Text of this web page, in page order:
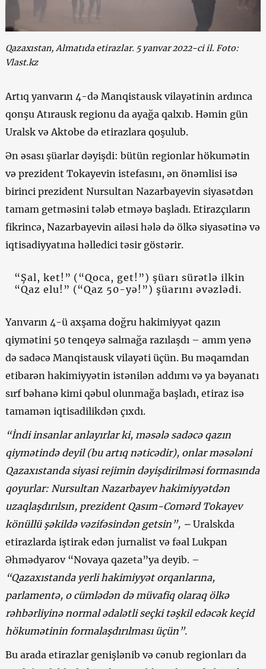
Qazaxıstan, Almatıda etirazlar. 5 yanvar 2022-ci il. Foto:
Vlast.kz
Artıq yanvarın 4-də Manqistausk vilayətinin ardınca
qonşu Atırausk regionu da ayağa qalxıb. Həmin gün
Uralsk və Aktobe də etirazlara qoşulub.
Ən əsası şüarlar dəyişdi: bütün regionlar hökumətin
və prezident Tokayevin istefasını, ən önəmlisi isə
birinci prezident Nursultan Nazarbayevin siyasətdən
tamam getməsini tələb etməyə başladı. Etirazçıların
fikrincə, Nazarbayevin ailəsi hələ də ölkə siyasətinə və
iqtisadiyyatına həlledici təsir göstərir.
“Şal, ket!” (“Qoca, get!”) şüarı sürətlə ilkin
“Qaz elu!” (“Qaz 50-yə!”) şüarını əvəzlədi.
Yanvarın 4-ü axşama doğru hakimiyyət qazın
qiymətini 50 tenqeyə salmağa razılaşdı – amm yenə
də sadəcə Manqistausk vilayəti üçün. Bu məqamdan
etibarən hakimiyyətin istənilən addımı və ya bəyanatı
sırf bəhanə kimi qəbul olunmağa başladı, etiraz isə
tamamən iqtisadilikdən çıxdı.
“İndi insanlar anlayırlar ki, məsələ sadəcə qazın
qiymətində deyil (bu artıq nəticədir), onlar məsələni
Qazaxıstanda siyasi rejimin dəyişdirilməsi formasında
qoyurlar: Nursultan Nazarbayev hakimiyyətdən
uzaqlaşdırılsın, prezident Qasım-Comərd Tokayev
könüllü şəkildə vəzifəsindən getsin”, – Uralskda
etirazlarda iştirak edən jurnalist və fəal Lukpan
Əhmədyarov “Novaya qazeta”ya deyib. –
“Qazaxıstanda yerli hakimiyyət orqanlarına,
parlamentə, o cümlədən də müvafiq olaraq ölkə
rəhbərliyinə normal ədalətli seçki təşkil edəcək keçid
hökumətinin formalaşdırılması üçün”.
Bu arada etirazlar genişlənib və cənub regionları da